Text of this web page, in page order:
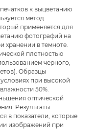
к выцветанию
метод
применяется для
фотографий на
хранении в темноте.
плотностью
черного,
Образцы
при высокой
50%.
оптической
Результаты
в показатели, которые
изображений при